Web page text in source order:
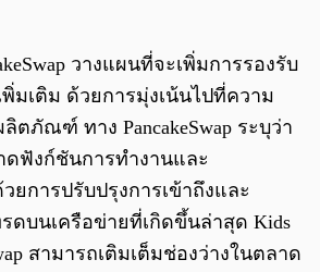
วางแผนที่จะเพิ่มการรองรับ
พิ่มเติม ด้วยการมุ่งเน้นไปที่ความ
ตภัณฑ์ ทาง PancakeSwap ระบุว่า
ดฟังก์ชันการทำงานและ
ยการปรับปรุงการเข้าถึงและ
ดบนเครือข่ายที่เกิดขึ้นล่าสุด Kids
สามารถเติมเต็มช่องว่างในตลาด